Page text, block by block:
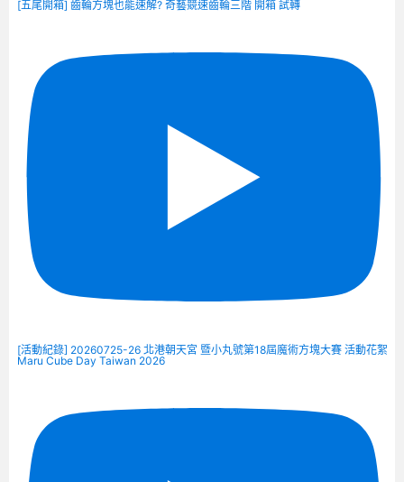
[五尾開箱] 齒輪方塊也能速解? 奇藝競速齒輪三階 開箱 試轉
[活動紀錄] 20260725-26 北港朝天宮 暨小丸號第18屆魔術方塊大賽 活動花絮
Maru Cube Day Taiwan 2026